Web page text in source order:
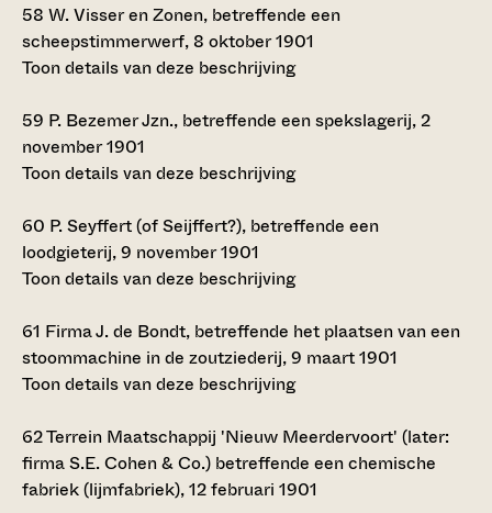
58 W. Visser en Zonen, betreffende een
scheepstimmerwerf, 8 oktober 1901
Toon details van deze beschrijving
59 P. Bezemer Jzn., betreffende een spekslagerij, 2
november 1901
Toon details van deze beschrijving
60 P. Seyffert (of Seijffert?), betreffende een
loodgieterij, 9 november 1901
Toon details van deze beschrijving
61 Firma J. de Bondt, betreffende het plaatsen van een
stoommachine in de zoutziederij, 9 maart 1901
Toon details van deze beschrijving
62Terrein Maatschappij 'Nieuw Meerdervoort' (later:
firma S.E. Cohen & Co.) betreffende een chemische
fabriek (lijmfabriek), 12 februari 1901